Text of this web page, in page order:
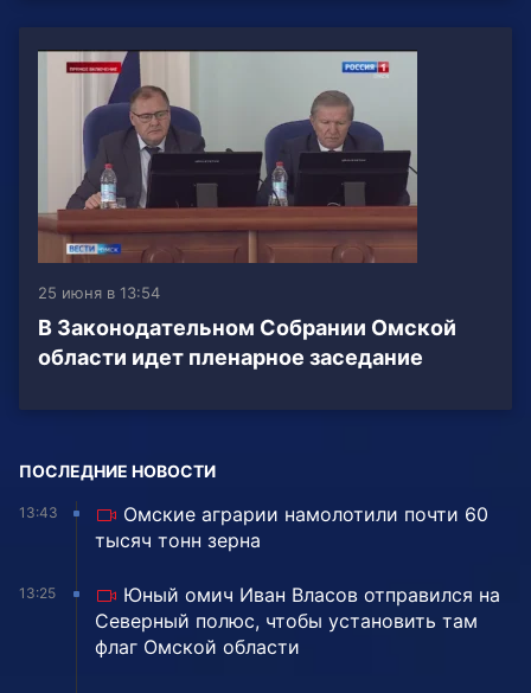
25 июня в 13:54
В Законодательном Собрании Омской
области идет пленарное заседание
ПОСЛЕДНИЕ НОВОСТИ
13:43
Омские аграрии намолотили почти 60
тысяч тонн зерна
13:25
Юный омич Иван Власов отправился на
Северный полюс, чтобы установить там
флаг Омской области